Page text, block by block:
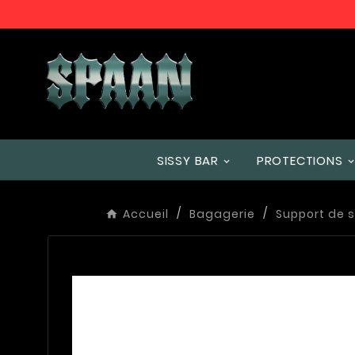
SISSY BAR PROTECTIONS
Accueil Bagagerie Support de